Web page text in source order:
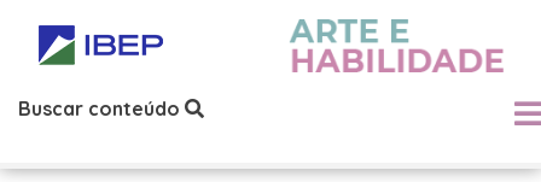
Buscar conteúdo